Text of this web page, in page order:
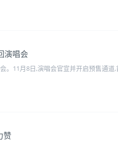
演唱会
11月8日,演唱会官宣并开启预售通道
赞